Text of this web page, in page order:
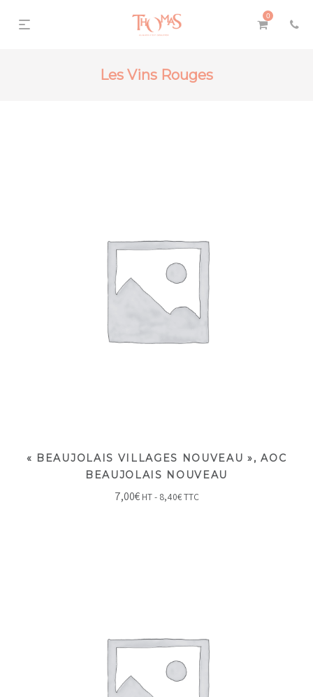
0
Les Vins Rouges
« BEAUJOLAIS VILLAGES NOUVEAU », AOC
BEAUJOLAIS NOUVEAU
7,00€ HT - 8,40€TTC